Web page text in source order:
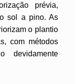
prévia,
sol a pino. As
o plantio
com métodos
devidamente